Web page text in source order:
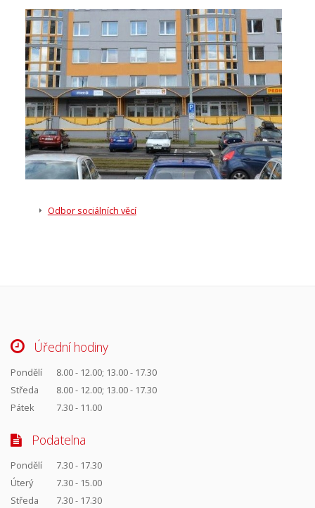
Odbor sociálních věcí
Úřední hodiny
Pondělí
8.00 - 12.00; 13.00 - 17.30
Středa
8.00 - 12.00; 13.00 - 17.30
Pátek
7.30 - 11.00
Podatelna
Pondělí
7.30 - 17.30
Úterý
7.30 - 15.00
Středa
7.30 - 17.30